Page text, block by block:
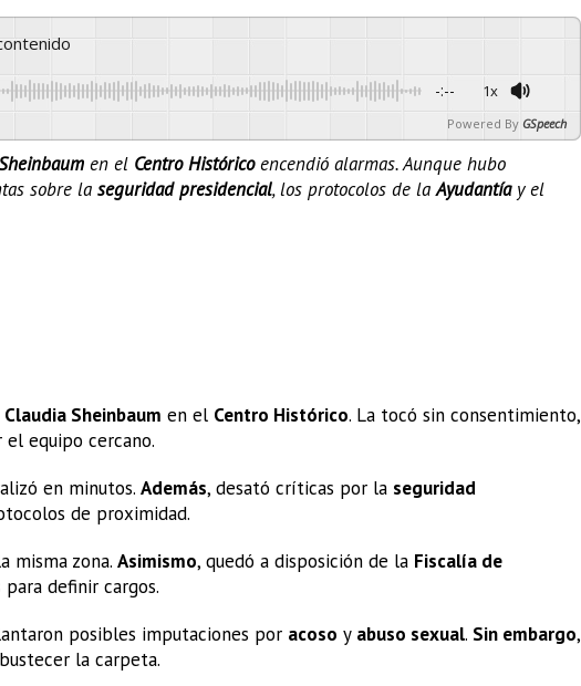
-:-- 1x
Powered By GSpeech
en el Centro Históricoencendió alarmas. Aunque hubo
sobre la seguridad presidencial, los protocolos de laAyudantíay el
Claudia Sheinbaum en el Centro Histórico. La tocó sin consentimiento,
equipo cercano.
en minutos. Además, desató críticas por la seguridad
de proximidad.
misma zona. Asimismo, quedó a disposición de la Fiscalía de
para definir cargos.
posibles imputaciones por acoso y abuso sexual. Sin embargo,
la carpeta.